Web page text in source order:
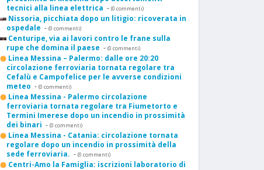
tecnici alla linea elettrica - (0 commenti)
Nissoria, picchiata dopo un litigio: ricoverata in
ospedale - (0 commenti)
Centuripe, via ai lavori contro le frane sulla
rupe che domina il paese - (0 commenti)
Linea Messina – Palermo: dalle ore 20:20
circolazione ferroviaria tornata regolare tra
Cefalù e Campofelice per le avverse condizioni
meteo - (0 commenti)
Linea Messina - Palermo circolazione
ferroviaria tornata regolare tra Fiumetorto e
Termini Imerese dopo un incendio in prossimità
dei binari - (0 commenti)
Linea Messina - Catania: circolazione tornata
regolare dopo un incendio in prossimità della
sede ferroviaria. - (0 commenti)
Centri-Amo la Famiglia: iscrizioni laboratorio di